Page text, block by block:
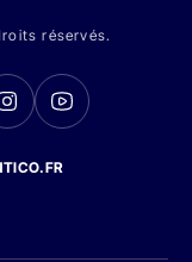
réservés.